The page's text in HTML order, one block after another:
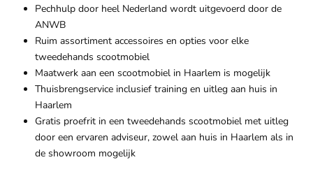
Pechhulp door heel Nederland wordt uitgevoerd door de
ANWB
Ruim assortiment accessoires en opties voor elke
tweedehands scootmobiel
Maatwerk aan een scootmobiel in Haarlem is mogelijk
Thuisbrengservice inclusief training en uitleg aan huis in
Haarlem
Gratis proefrit in een tweedehands scootmobiel met uitleg
door een ervaren adviseur, zowel aan huis in Haarlem als in
de showroom mogelijk